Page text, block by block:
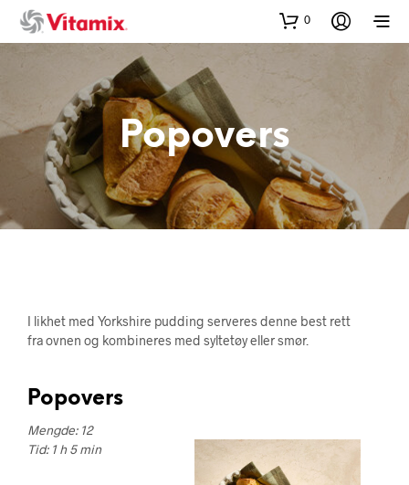
0
Popovers
I likhet med Yorkshire pudding serveres denne best rett
fra ovnen og kombineres med syltetøy eller smør.
Popovers
Mengde: 12
Tid: 1 h 5 min